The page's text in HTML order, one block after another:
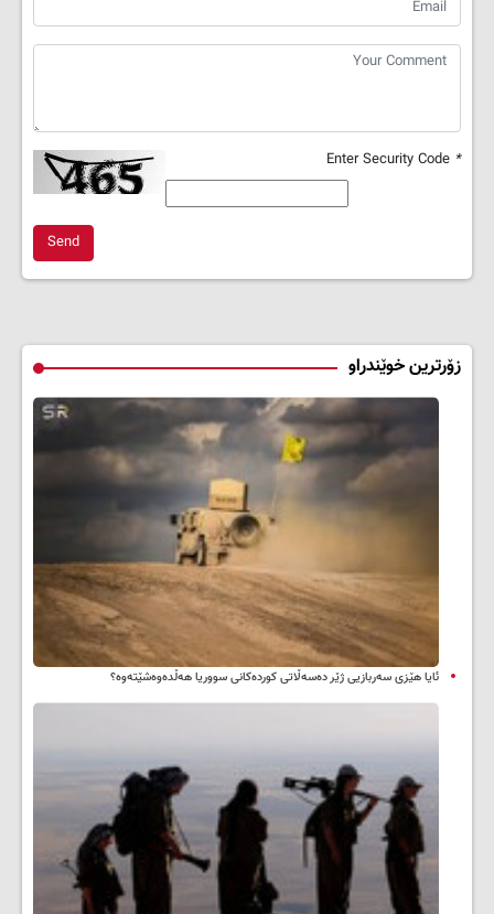
*
Send
زۆرترین خوێندراو
ئایا هێزی سەربازیی ژێر دەسەڵاتی کوردەکانی سووریا هەڵدەوەشێتەوە؟